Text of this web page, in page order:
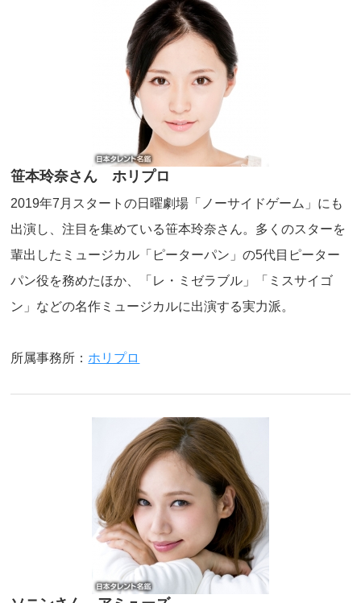
笹本玲奈さん ホリプロ
2019年7月スタートの日曜劇場「ノーサイドゲーム」にも
出演し、注目を集めている笹本玲奈さん。多くのスターを
輩出したミュージカル「ピーターパン」の5代目ピーター
パン役を務めたほか、「レ・ミゼラブル」「ミスサイゴ
ン」などの名作ミュージカルに出演する実力派。
所属事務所： ホリプロ